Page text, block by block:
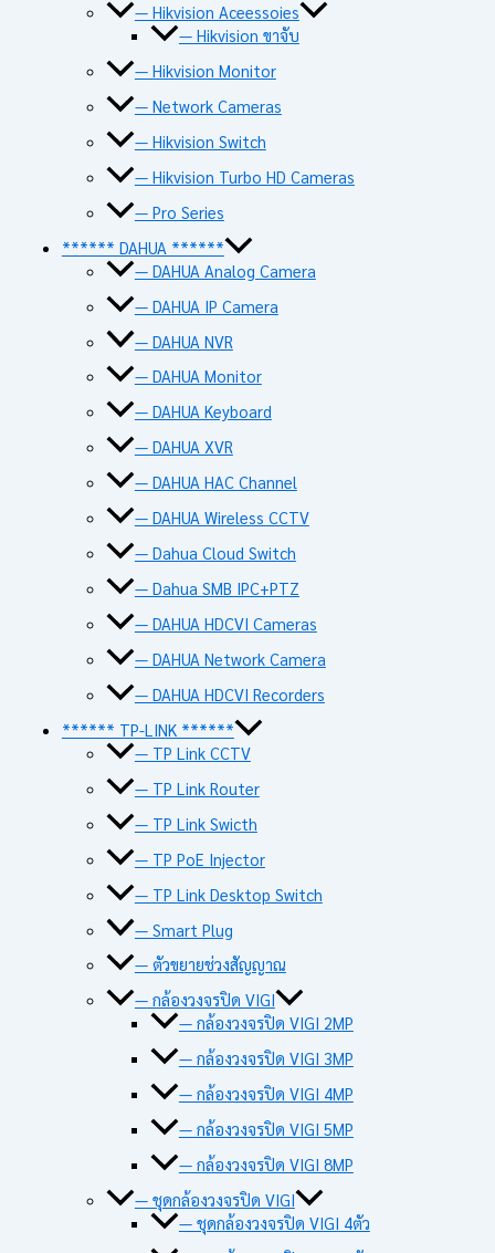
— Hikvision Aceessoies
— Hikvision ขาจับ
— Hikvision Monitor
— Network Cameras
— Hikvision Switch
— Hikvision Turbo HD Cameras
— Pro Series
****** DAHUA ******
— DAHUA Analog Camera
— DAHUA IP Camera
— DAHUA NVR
— DAHUA Monitor
— DAHUA Keyboard
— DAHUA XVR
— DAHUA HAC Channel
— DAHUA Wireless CCTV
— Dahua Cloud Switch
— Dahua SMB IPC+PTZ
— DAHUA HDCVI Cameras
— DAHUA Network Camera
— DAHUA HDCVI Recorders
****** TP-LINK ******
— TP Link CCTV
— TP Link Router
— TP Link Swicth
— TP PoE Injector
— TP Link Desktop Switch
— Smart Plug
— ตัวขยายช่วงสัญญาณ
— กล้องวงจรปิด VIGI
— กล้องวงจรปิด VIGI 2MP
— กล้องวงจรปิด VIGI 3MP
— กล้องวงจรปิด VIGI 4MP
— กล้องวงจรปิด VIGI 5MP
— กล้องวงจรปิด VIGI 8MP
— ชุดกล้องวงจรปิด VIGI
— ชุดกล้องวงจรปิด VIGI 4ตัว